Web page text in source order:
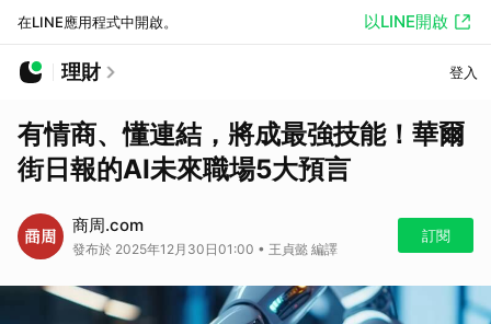
在LINE應用程式中開啟。 以LINE開啟
理財 登入
有情商、懂連結，將成最強技能！華爾
街日報的AI未來職場5大預言
商周.com
發布於 2025年12月30日01:00 • 王貞懿 編譯
訂閱